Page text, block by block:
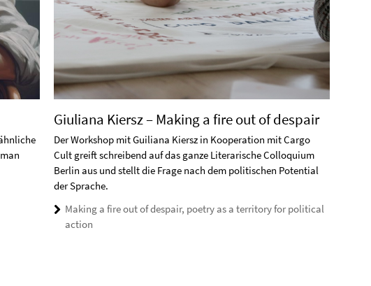
Giuliana Kiersz – Making a fire out of despair
Der Workshop mit Guiliana Kiersz in Kooperation mit Cargo
Cult greift schreibend auf das ganze Literarische Colloquium
Berlin aus und stellt die Frage nach dem politischen Potential
der Sprache.
Making a fire out of despair, poetry as a territory for political
action